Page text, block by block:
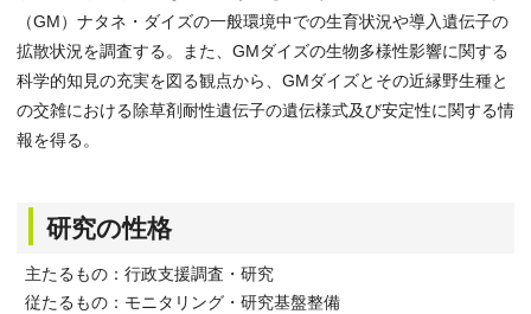
（GM）ナタネ・ダイズの一般環境中での生育状況や導入遺伝子の
拡散状況を調査する。また、GMダイズの生物多様性影響に関する
科学的知見の充実を図る観点から、GMダイズとその近縁野生種と
の交雑における除草剤耐性遺伝子の遺伝様式及び安定性に関する情
報を得る。
研究の性格
主たるもの：行政支援調査・研究
従たるもの：モニタリング・研究基盤整備